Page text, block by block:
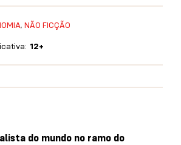
, NÃO FICÇÃO
12+
do mundo no ramo do